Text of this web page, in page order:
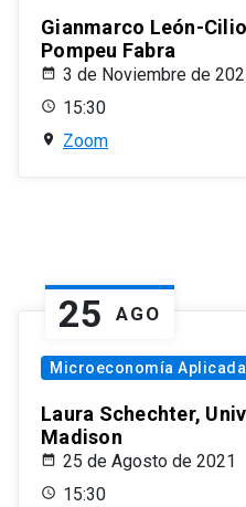
Gianmarco León-
Pompeu Fabra
3 de Noviembre de
15:30
Zoom
25 AGO
Microeconomía Aplicada
Laura Schechter,
Madison
25 de Agosto de 2021
15:30